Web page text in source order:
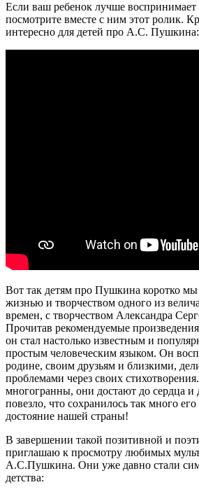
Если ваш ребенок лучше
посмотрите вместе с ним этот ролик.
интересно для детей про А.С. Пушкина:
Вот так детям про Пушкина коротко
жизнью и творчеством одного из
времен, с творчеством Александра
Прочитав рекомендуемые
он стал настолько известным и
простым человеческим языком. Он
родине, своим друзьям и близкими,
проблемами через своих
многогранны, они достают до сердца
повезло, что сохранилось так много
достояние нашей страны!
В завершении такой позитивной и
приглашаю к просмотру любимых
А.С.Пушкина. Они уже давно стали
детства: